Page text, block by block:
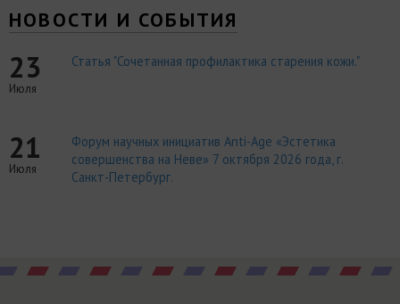
НОВОСТИ И СОБЫТИЯ
23
Июля
Статья "Сочетанная профилактика старения кожи."
21
Июля
Форум научных инициатив Anti-Age «Эстетика
совершенства на Неве» 7 октября 2026 года, г.
Санкт-Петербург.